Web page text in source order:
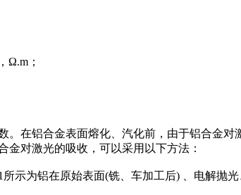
Ω.m；
在铝合金表面熔化、汽化前，由于铝合金
金对激光的吸收，可以采用以下方法：
示为铝在原始表面(铣、车加工后) 、电解抛